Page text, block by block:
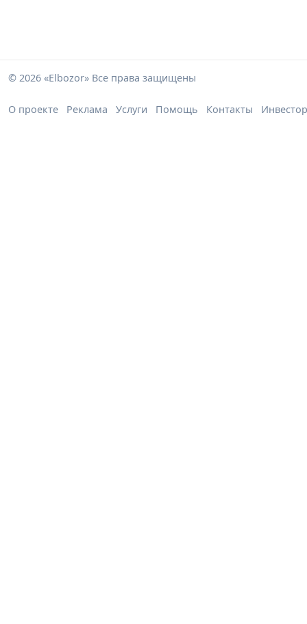
© 2026 «Elbozor» Все права защищены
О проекте Реклама Услуги Помощь Контакты